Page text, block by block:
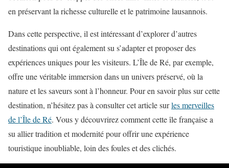
en préservant la richesse culturelle et le patrimoine lausannois.
Dans cette perspective, il est intéressant d’explorer d’autres
destinations qui ont également su s’adapter et proposer des
expériences uniques pour les visiteurs. L’Île de Ré, par exemple,
offre une véritable immersion dans un univers préservé, où la
nature et les saveurs sont à l’honneur. Pour en savoir plus sur cette
destination, n’hésitez pas à consulter cet article surles merveilles
de l’Île de Ré. Vous y découvrirez comment cette île française a
su allier tradition et modernité pour offrir une expérience
touristique inoubliable, loin des foules et des clichés.